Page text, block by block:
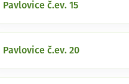
Pavlovice č.ev. 15
Pavlovice č.ev. 20